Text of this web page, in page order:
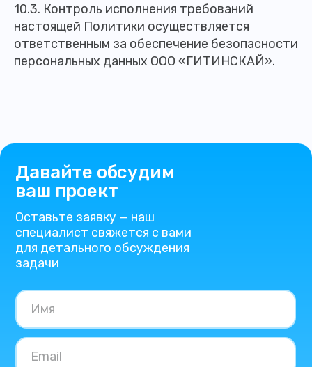
10.3. Контроль исполнения требований
настоящей Политики осуществляется
ответственным за обеспечение безопасности
персональных данных ООО «ГИТИНСКАЙ».
Давайте обсудим
ваш проект
Оставьте заявку — наш
специалист свяжется с вами
для детального обсуждения
задачи